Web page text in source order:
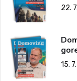
22.
15.